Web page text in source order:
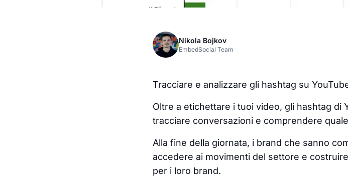
Nikola Bojkov
EmbedSocial Team
Tracciare e analizzare gli hashtag su
Oltre a etichettare i tuoi video, gli hashtag di
tracciare conversazioni e comprendere
Alla fine della giornata, i brand che sanno
accedere ai movimenti del settore e
per i loro brand.